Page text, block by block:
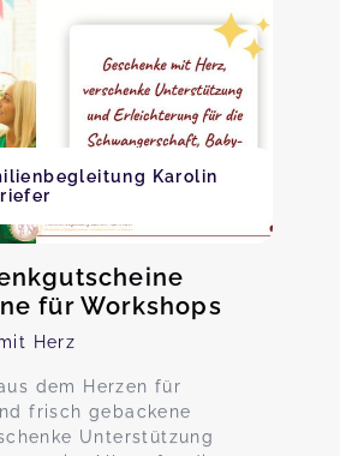
Karolin
für Workshops
Herz
dem Herzen für
frisch gebackene
Unterstützung